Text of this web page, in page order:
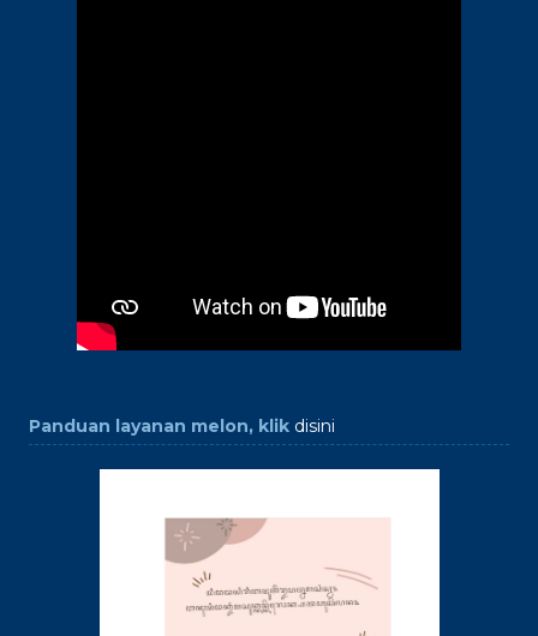
Panduan layanan melon, klik disini